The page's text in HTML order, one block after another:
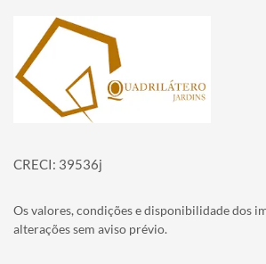
Página inicial
CRECI: 39536j
Os valores, condições e disponibilidade dos
alterações sem aviso prévio.